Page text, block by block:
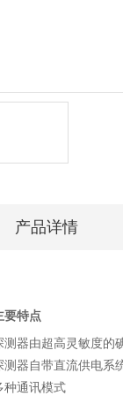
产品详情
要特点
测器由超高灵敏度的
测器自带直流供电系
种通讯模式